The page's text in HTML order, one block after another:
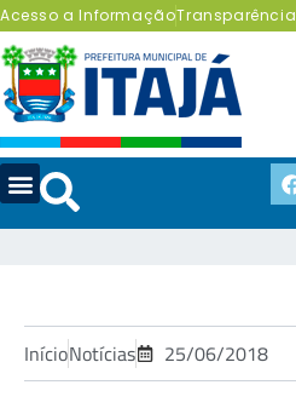
Acesso a InformaçãoTransparência
InícioNotícias 25/06/2018